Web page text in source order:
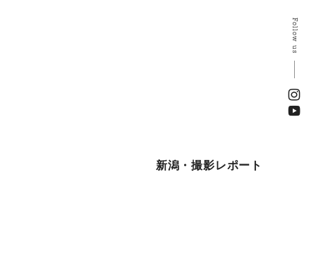
新潟・撮影レポート
Follow us